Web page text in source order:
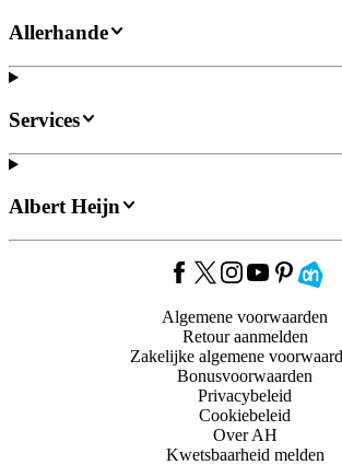
Allerhande
Services
Albert Heijn
Algemene voorwaarden
Retour aanmelden
Zakelijke algemene
Bonusvoorwaarden
Privacybeleid
Cookiebeleid
Over AH
Kwetsbaarheid melden